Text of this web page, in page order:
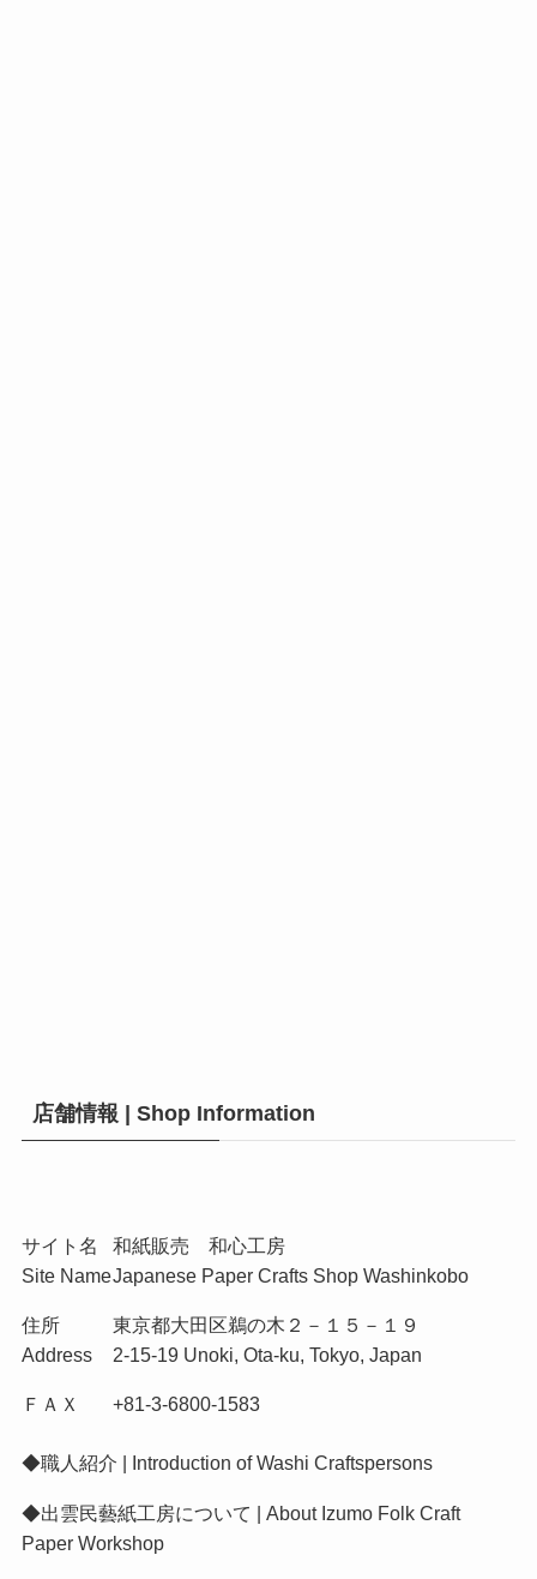
店舗情報 | Shop Information
サイト名
Site Name
和紙販売 和心工房
Japanese Paper Crafts Shop Washinkobo
住所
Address
東京都大田区鵜の木２－１５－１９
2-15-19 Unoki, Ota-ku, Tokyo, Japan
ＦＡＸ +81-3-6800-1583
◆職人紹介 | Introduction of Washi Craftspersons
◆出雲民藝紙工房について | About Izumo Folk Craft
Paper Workshop